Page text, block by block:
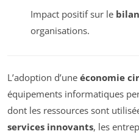
Impact positif sur le
organisations.
L’adoption d’une économie
équipements informatiques
dont les ressources sont
services innovants, les